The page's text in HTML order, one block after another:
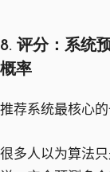
8. 评分：系统
概率
推荐系统最核心的
很多人以为算法